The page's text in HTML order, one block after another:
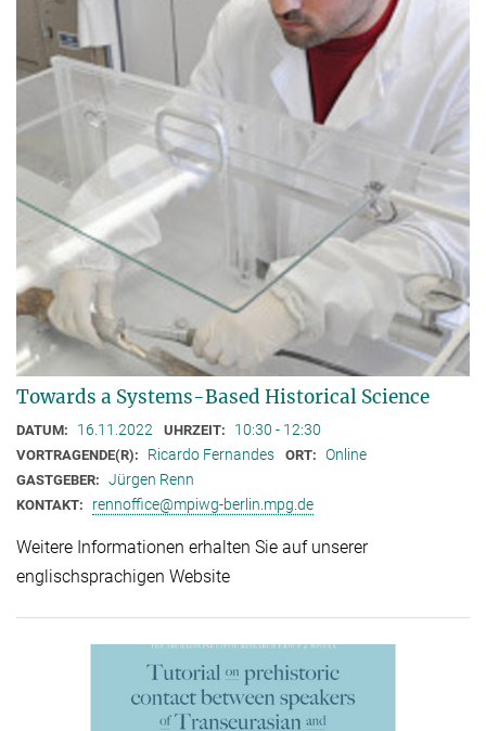
Towards a Systems-Based Historical Science
DATUM: 16.11.2022 UHRZEIT: 10:30 - 12:30
VORTRAGENDE(R): Ricardo Fernandes ORT: Online
GASTGEBER: Jürgen Renn
KONTAKT: rennoffice@mpiwg-berlin.mpg.de
Weitere Informationen erhalten Sie auf unserer
englischsprachigen Website